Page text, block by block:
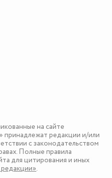
на сайте
принадлежат редакции и/или
с законодательством
Полные правила
для цитирования и иных
.